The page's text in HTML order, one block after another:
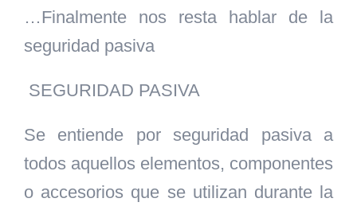
…Finalmente nos resta hablar de la
seguridad pasiva
SEGURIDAD PASIVA
Se entiende por seguridad pasiva a
todos aquellos elementos, componentes
o accesorios que se utilizan durante la